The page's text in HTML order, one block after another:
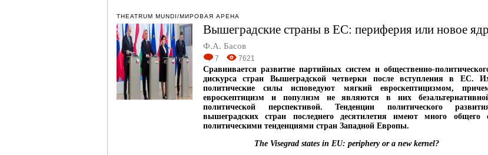
THEATRUM MUNDI/МИРОВАЯ АРЕНА
Вышеградские страны в ЕС: периферия или новое
Ф.А. Басов
7 7621
Сравнивается развитие партийных систем и общественно-
дискурса стран Вышеградской четверки после вступления в ЕС.
политические силы исповедуют мягкий евроскептицизмом,
евроскептицизм и популизм не являются в них
политической перспективой. Тенденции политического
вышеградских стран последнего десятилетия имеют много общего
политическими тенденциями стран Западной Европы.
The Visegrad states in EU: periphery or a new kernel?